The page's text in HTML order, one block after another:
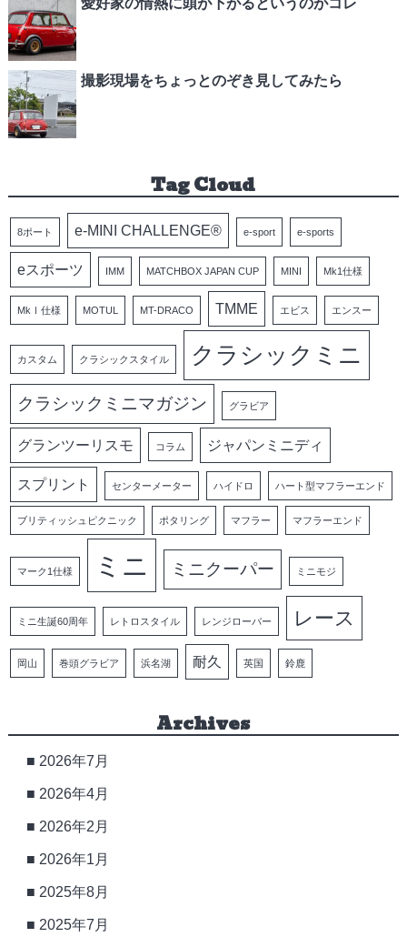
愛好家の情熱に頭が下がるというのがコレ
撮影現場をちょっとのぞき見してみたら
Tag Cloud
8ポート e-MINI CHALLENGE® e-sport e-sports
eスポーツ IMM MATCHBOX JAPAN CUP MINI Mk1仕様
MkⅠ仕様 MOTUL MT-DRACO TMME エビス エンスー
カスタム クラシックスタイル クラシックミニ
クラシックミニマガジン グラビア
グランツーリスモ コラム ジャパンミニディ
スプリント センターメーター ハイドロ ハート型マフラーエンド
ブリティッシュピクニック ポタリング マフラー マフラーエンド
マーク1仕様 ミニ ミニクーパー ミニモジ
ミニ生誕60周年 レトロスタイル レンジローバー レース
岡山 巻頭グラビア 浜名湖 耐久 英国 鈴鹿
Archives
2026年7月
2026年4月
2026年2月
2026年1月
2025年8月
2025年7月